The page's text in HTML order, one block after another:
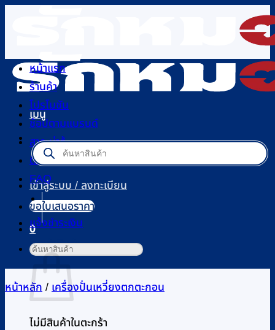
เนื้อหา
เมนู
Products
search
เข้าสู่ระบบ / ลงทะเบียน
0
ตะกร้าสินค้า
ไม่มีสินค้าในตะกร้า
หน้าแรก
ร้านค้า
โปรโมชัน
ช้อปตามแบรนด์
สาระน่ารู้
ติดต่อเรา
FAQ
ขอใบเสนอราคา
แจ้งชำระเงิน
ค้นหา:
หน้าหลัก / เครื่องปั่นเหวี่ยงตกตะกอน